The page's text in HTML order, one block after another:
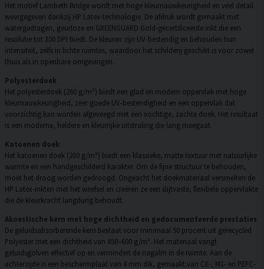
Het motief Lambeth Bridge wordt met hoge kleurnauwkeurigheid en veel detail
weergegeven dankzij HP Latex-technologie. De afdruk wordt gemaakt met
watergedragen, geurloze en GREENGUARD Gold-gecertificeerde inkt die een
resolutie tot 300 DPI biedt. De kleuren zijn UV-bestendig en behouden hun
intensiteit, zelfs in lichte ruimtes, waardoor het schilderij geschikt is voor zowel
thuis als in openbare omgevingen.
Polyesterdoek
Het polyesterdoek (260 g/m²) biedt een glad en modern oppervlak met hoge
kleurnauwkeurigheid, zeer goede UV-bestendigheid en een oppervlak dat
voorzichtig kan worden afgeveegd met een vochtige, zachte doek. Het resultaat
is een moderne, heldere en kleurrijke uitstraling die lang meegaat.
Katoenen doek
Het katoenen doek (260 g/m²) biedt een klassieke, matte textuur met natuurlijke
warmte en een handgeschilderd karakter. Om de fijne structuur te behouden,
moet het droog worden gedroogd. Ongeacht het doekmateriaal versmelten de
HP Latex-inkten met het weefsel en creëren ze een slijtvaste, flexibele oppervlakte
die de kleurkracht langdurig behoudt.
Akoestische kern met hoge dichtheid en gedocumenteerde prestaties
De geluidsabsorberende kern bestaat voor minimaal 50 procent uit gerecycled
Polyester met een dichtheid van 450–600 g/m². Het materiaal vangt
geluidsgolven effectief op en vermindert de nagalm in de ruimte. Aan de
achterzijde is een beschermplaat van 4 mm dik, gemaakt van CE-, M1- en PEFC-